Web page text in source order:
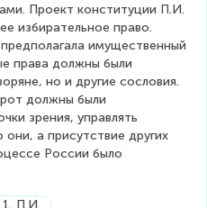
Проект конституции П.И.
избирательное право.
имущественный
права должны были
но и другие сословия.
должны были
зрения, управлять
а присутствие других
России было